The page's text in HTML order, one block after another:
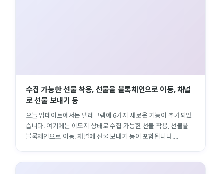
수집 가능한 선물 착용, 선물을 블록체인으로 이동, 채널
로 선물 보내기 등
오늘 업데이트에서는 텔레그램에 6가지 새로운 기능이 추가되었
습니다. 여기에는 이모지 상태로 수집 가능한 선물 착용, 선물을
블록체인으로 이동, 채널에 선물 보내기 등이 포함됩니다....